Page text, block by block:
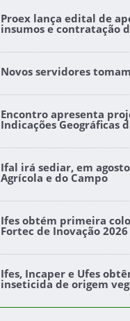
Proex lança edital de
insumos e contratação
Novos servidores
Encontro apresenta
Indicações Geográficas
Ifal irá sediar, em
Agrícola e do Campo
Ifes obtém primeira
Fortec de Inovação 2026
Ifes, Incaper e Ufes
inseticida de origem